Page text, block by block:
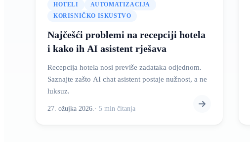
HOTELI
AUTOMATIZACIJA
KORISNIČKO ISKUSTVO
Najčešći problemi na recepciji hotela
i kako ih AI asistent rješava
Recepcija hotela nosi previše zadataka odjednom.
Saznajte zašto AI chat asistent postaje nužnost, a ne
luksuz.
27. ožujka 2026. · 5 min čitanja